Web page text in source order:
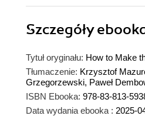
Szczegóły
Tytuł oryginału: How to Make
Tłumaczenie: Krzysztof
Grzegorzewski, Paweł
ISBN Ebooka: 978-83-813-
Data wydania ebooka : 2025-